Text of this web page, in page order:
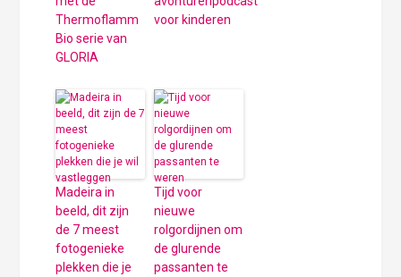
Thermoflamm
Bio serie van
GLORIA
voor kinderen
Madeira in
beeld, dit zijn
de 7 meest
fotogenieke
plekken die je
Tijd voor
nieuwe
rolgordijnen om
de glurende
passanten te